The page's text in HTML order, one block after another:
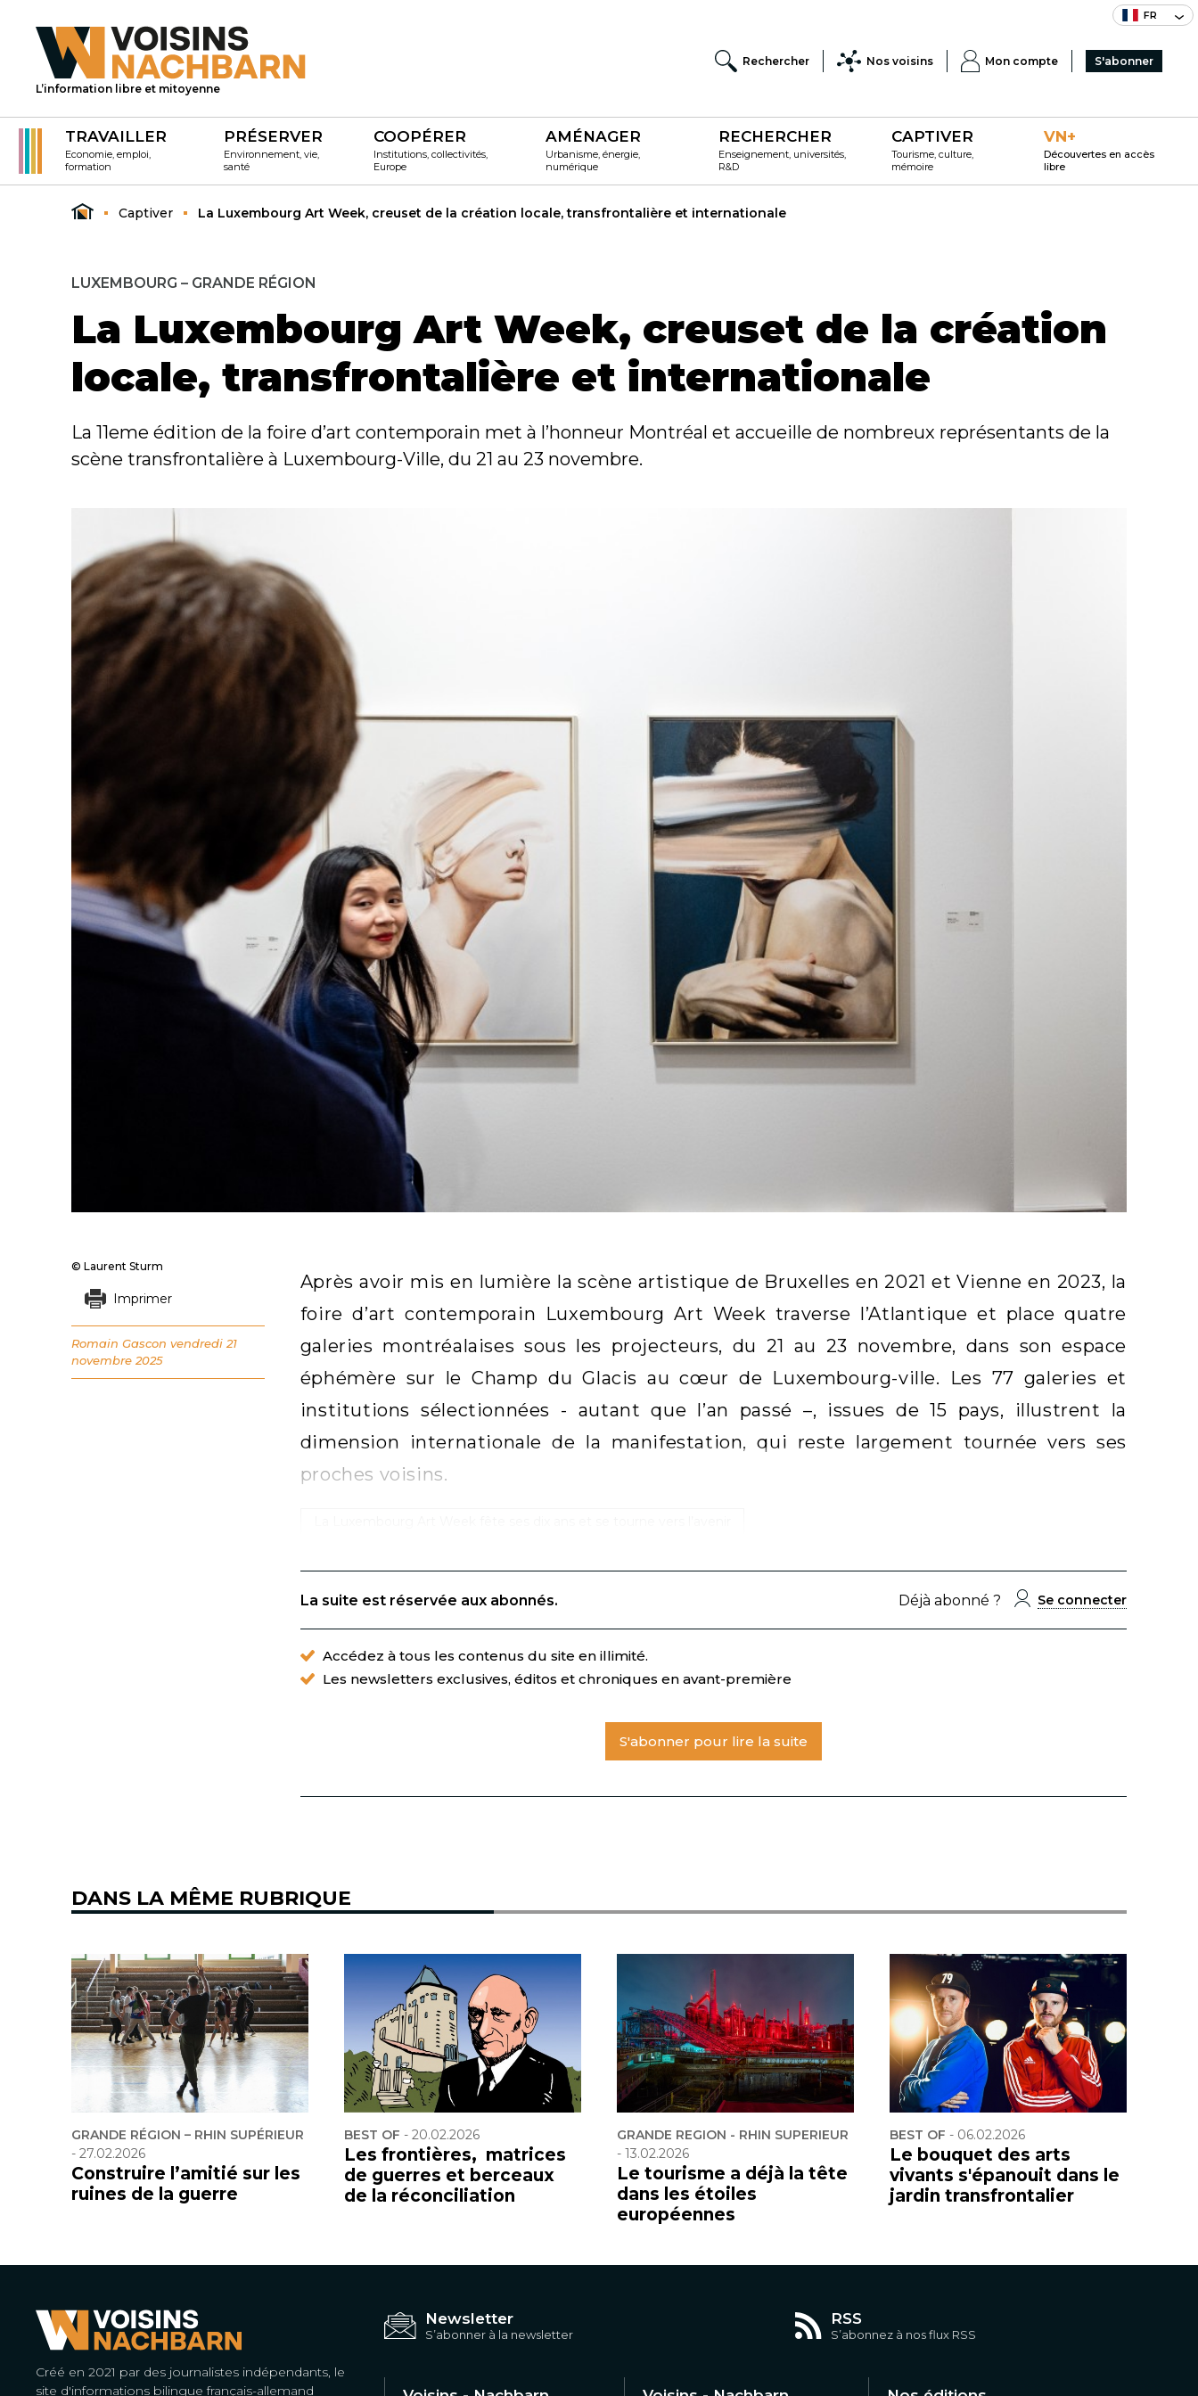
FR
L’information libre et mitoyenne
Rechercher Nos voisins Mon compte S'abonner
TRAVAILLER
Economie, emploi,
formation
PRÉSERVER
Environnement, vie,
santé
COOPÉRER
Institutions, collectivités,
Europe
AMÉNAGER
Urbanisme, énergie,
numérique
RECHERCHER
Enseignement, universités,
R&D
CAPTIVER
Tourisme, culture,
mémoire
VN+
Découvertes en accès
libre
Captiver La Luxembourg Art Week, creuset de la création locale, transfrontalière et internationale
LUXEMBOURG – GRANDE RÉGION
La Luxembourg Art Week, creuset de la création
locale, transfrontalière et internationale
La 11eme édition de la foire d’art contemporain met à l’honneur Montréal et accueille de nombreux représentants de la
scène transfrontalière à Luxembourg-Ville, du 21 au 23 novembre.
Après avoir mis en lumière la scène artistique de Bruxelles en 2021 et Vienne en 2023, la
foire d’art contemporain Luxembourg Art Week traverse l’Atlantique et place quatre
galeries montréalaises sous les projecteurs, du 21 au 23 novembre, dans son espace
éphémère sur le Champ du Glacis au cœur de Luxembourg-ville. Les 77 galeries et
institutions sélectionnées - autant que l’an passé –, issues de 15 pays, illustrent la
dimension internationale de la manifestation, qui reste largement tournée vers ses
proches voisins.
La suite est réservée aux abonnés. Déjà abonné ? Se connecter
Accédez à tous les contenus du site en illimité.
Les newsletters exclusives, éditos et chroniques en avant-première
S'abonner pour lire la suite
© Laurent Sturm
Imprimer
Romain Gascon vendredi 21
novembre 2025
DANS LA MÊME RUBRIQUE
GRANDE RÉGION – RHIN SUPÉRIEUR
- 27.02.2026
Construire l’amitié sur les
ruines de la guerre
BEST OF - 20.02.2026
Les frontières, matrices
de guerres et berceaux
de la réconciliation
GRANDE REGION - RHIN SUPERIEUR
- 13.02.2026
Le tourisme a déjà la tête
dans les étoiles
européennes
BEST OF - 06.02.2026
Le bouquet des arts
vivants s'épanouit dans le
jardin transfrontalier
Créé en 2021 par des journalistes indépendants, le
site d'informations bilingue français-allemand
Newsletter
S’abonner à la newsletter
RSS
S’abonnez à nos flux RSS